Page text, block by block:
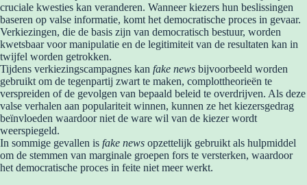
cruciale kwesties kan veranderen. Wanneer kiezers hun beslissingen
baseren op valse informatie, komt het democratische proces in gevaar.
Verkiezingen, die de basis zijn van democratisch bestuur, worden
kwetsbaar voor manipulatie en de legitimiteit van de resultaten kan in
twijfel worden getrokken.
Tijdens verkiezingscampagnes kan fake news bijvoorbeeld worden
gebruikt om de tegenpartij zwart te maken, complottheorieën te
verspreiden of de gevolgen van bepaald beleid te overdrijven. Als deze
valse verhalen aan populariteit winnen, kunnen ze het kiezersgedrag
beïnvloeden waardoor niet de ware wil van de kiezer wordt
weerspiegeld.
In sommige gevallen is fake news opzettelijk gebruikt als hulpmiddel
om de stemmen van marginale groepen fors te versterken, waardoor
het democratische proces in feite niet meer werkt.